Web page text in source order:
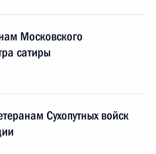
Московского
сатиры
Сухопутных войск